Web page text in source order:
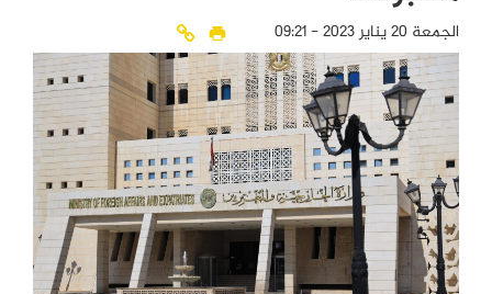
الجمعة 20 يناير 2023 - 09:21